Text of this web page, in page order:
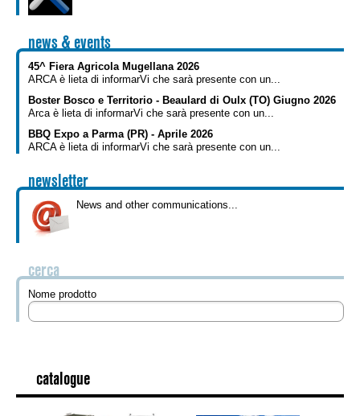
Hydraulic kits
SK
ES
DE
news & events
45^ Fiera Agricola Mugellana 2026
ARCA è lieta di informarVi che sarà presente con un...
Boster Bosco e Territorio - Beaulard di Oulx (TO) Giugno 2026
Arca è lieta di informarVi che sarà presente con un...
BBQ Expo a Parma (PR) - Aprile 2026
ARCA è lieta di informarVi che sarà presente con un...
newsletter
News and other communications...
cerca
Nome prodotto
catalogue